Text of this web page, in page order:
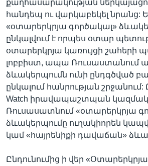
քաղհասարակության
հանդեպ ու վարկաբեկել նրանց:
«օտարերկրյա գործակալ»
ընկալվում է որպես օտար
օտարերկրյա կառույցի
լոբբիստ, ապա Ռուսաստանում
ձևակերպումն ունի ընդգծված
ընկալում հանրության շրջանում:
Watch իրավապաշտպան
Ռուսասատնում «օտարերկրյա
ձևակերպումը ուղակիորեն
կամ «հայրենիքի դավաճան»
Ընդունումից ի վեր